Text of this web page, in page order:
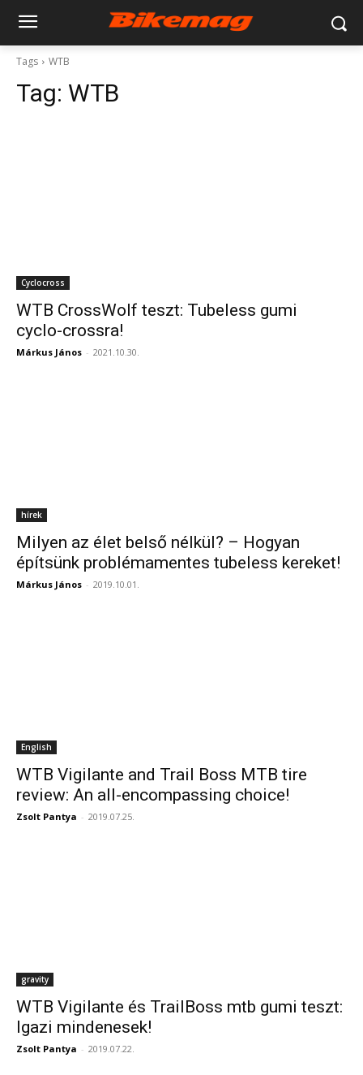
Tags WTB
Tag: WTB
Cyclocross
WTB CrossWolf teszt: Tubeless gumi
cyclo-crossra!
Márkus János - 2021.10.30.
hírek
Milyen az élet belső nélkül? – Hogyan
építsünk problémamentes tubeless kereket!
Márkus János - 2019.10.01.
English
WTB Vigilante and Trail Boss MTB tire
review: An all-encompassing choice!
Zsolt Pantya - 2019.07.25.
gravity
WTB Vigilante és TrailBoss mtb gumi teszt:
Igazi mindenesek!
Zsolt Pantya - 2019.07.22.